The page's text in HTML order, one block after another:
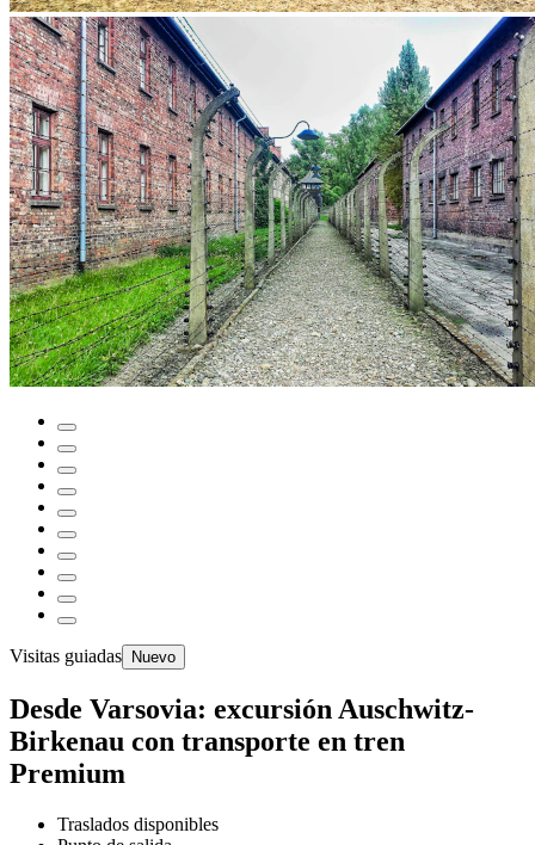
Visitas guiadas Nuevo
Desde Varsovia: excursión Auschwitz-
Birkenau con transporte en tren
Premium
Traslados disponibles